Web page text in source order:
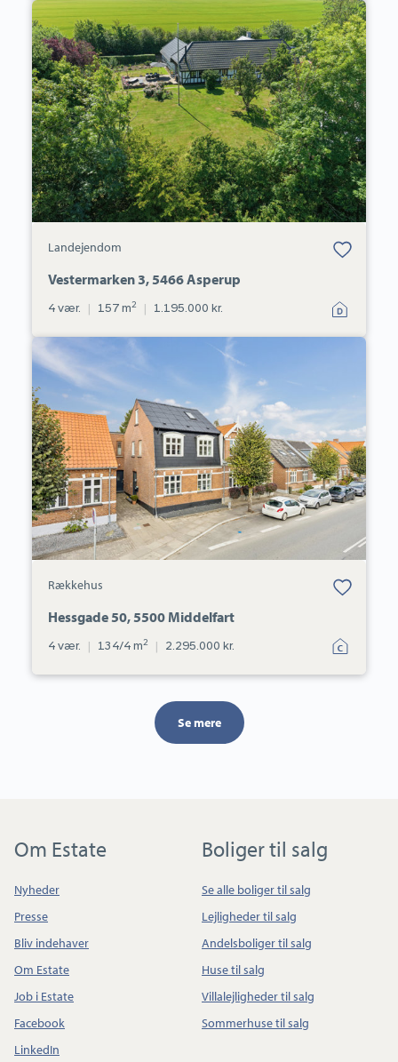
Landejendom:
Vestermarken
3,
5466
Asperup
Landejendom
Bolig er gemt
under dine
Vestermarken 3, 5466 Asperup
4 vær. | 157 m2 | 1.195.000 kr.
Rækkehus:
Hessgade
50,
5500
Middelfart
Rækkehus
Bolig er gemt
under dine
Hessgade 50, 5500 Middelfart
4 vær. | 134/4 m2 | 2.295.000 kr.
Se mere
Om Estate
Nyheder
Presse
Bliv indehaver
Om Estate
Job i Estate
Facebook
LinkedIn
Boliger til salg
Se alle boliger til salg
Lejligheder til salg
Andelsboliger til salg
Huse til salg
Villalejligheder til salg
Sommerhuse til salg